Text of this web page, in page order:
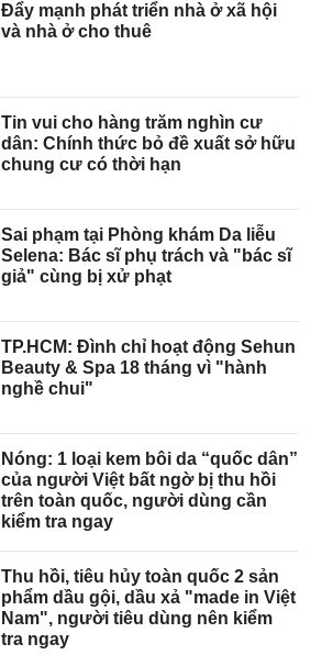
Đẩy mạnh phát triển nhà ở xã hội
và nhà ở cho thuê
Tin vui cho hàng trăm nghìn cư
dân: Chính thức bỏ đề xuất sở hữu
chung cư có thời hạn
Sai phạm tại Phòng khám Da liễu
Selena: Bác sĩ phụ trách và "bác sĩ
giả" cùng bị xử phạt
TP.HCM: Đình chỉ hoạt động Sehun
Beauty & Spa 18 tháng vì "hành
nghề chui"
Nóng: 1 loại kem bôi da “quốc dân”
của người Việt bất ngờ bị thu hồi
trên toàn quốc, người dùng cần
kiểm tra ngay
Thu hồi, tiêu hủy toàn quốc 2 sản
phẩm dầu gội, dầu xả "made in Việt
Nam", người tiêu dùng nên kiểm
tra ngay